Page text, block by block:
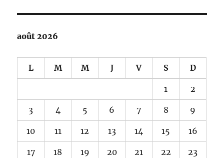
août 2026
L M M J V S D
1 2
3 4 5 6 7 8 9
10 11 12 13 14 15 16
17 18 19 20 21 22 23